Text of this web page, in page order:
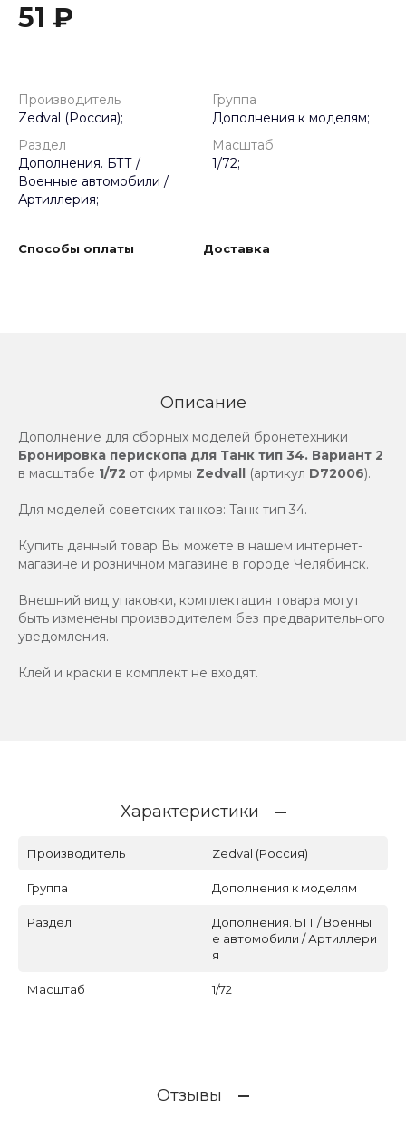
51 ₽
Производитель
Zedval (Россия);
Группа
Дополнения к моделям;
Раздел
Дополнения. БТТ /
Военные автомобили /
Артиллерия;
Масштаб
1/72;
Способы оплаты Доставка
Описание
Дополнение для сборных моделей бронетехники
Бронировка перископа для Танк тип 34. Вариант 2
в масштабе 1/72 от фирмы Zedvall (артикул D72006).
Для моделей советских танков: Tанк тип 34.
Купить данный товар Вы можете в нашем интернет-
магазине и розничном магазине в городе Челябинск.
Внешний вид упаковки, комплектация товара могут
быть изменены производителем без предварительного
уведомления.
Клей и краски в комплект не входят.
Характеристики
Производитель Zedval (Россия)
Группа Дополнения к моделям
Раздел
Дополнения. БТТ / Военны
е автомобили / Артиллери
я
Масштаб 1/72
Отзывы